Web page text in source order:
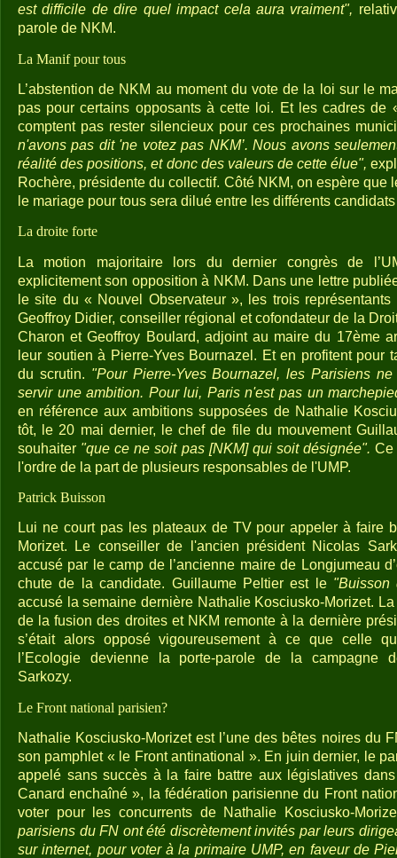
est difficile de dire quel impact cela aura vraiment",
parole de NKM.
La Manif pour tous
L’abstention de NKM au moment du vote de la loi sur le
pas pour certains opposants à cette loi. Et les cadres de
comptent pas rester silencieux pour ces prochaines
n'avons pas dit 'ne votez pas NKM’. Nous avons
réalité des positions, et donc des valeurs de cette élue",
Rochère, présidente du collectif. Côté NKM, on espère que
le mariage pour tous sera dilué entre les différents
La droite forte
La motion majoritaire lors du dernier congrès de
explicitement son opposition à NKM. Dans une lettre
le site du « Nouvel Observateur », les trois représentants
Geoffroy Didier, conseiller régional et cofondateur de la
Charon et Geoffroy Boulard, adjoint au maire du 17ème
leur soutien à Pierre-Yves Bournazel. Et en profitent pour
du scrutin. "Pour Pierre-Yves Bournazel, les Parisiens
servir une ambition. Pour lui, Paris n'est pas un
en référence aux ambitions supposées de Nathalie
tôt, le 20 mai dernier, le chef de file du mouvement
souhaiter "que ce ne soit pas [NKM] qui soit désignée". Ce
l'ordre de la part de plusieurs responsables de l'UMP.
Patrick Buisson
Lui ne court pas les plateaux de TV pour appeler à faire
Morizet. Le conseiller de l'ancien président Nicolas
accusé par le camp de l’ancienne maire de Longjumeau
chute de la candidate. Guillaume Peltier est le "Buisson
accusé la semaine dernière Nathalie Kosciusko-Morizet.
de la fusion des droites et NKM remonte à la dernière
s’était alors opposé vigoureusement à ce que celle
l’Ecologie devienne la porte-parole de la campagne
Sarkozy.
Le Front national parisien?
Nathalie Kosciusko-Morizet est l’une des bêtes noires du
son pamphlet « le Front antinational ». En juin dernier, le
appelé sans succès à la faire battre aux législatives dans
Canard enchaîné », la fédération parisienne du Front
voter pour les concurrents de Nathalie Kosciusko-
parisiens du FN ont été discrètement invités par leurs
sur internet, pour voter à la primaire UMP, en faveur de